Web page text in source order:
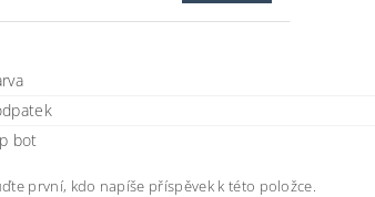
bot
první, kdo napíše příspěvek k této položce.